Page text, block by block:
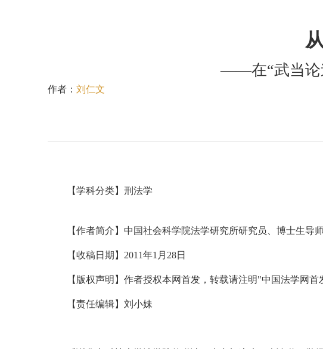
——在“武当论
作者： 刘仁文
【学科分类】刑法学
【作者简介】中国社会科学院法学研究所研究员、博士生导
【收稿日期】2011年1月28日
【版权声明】作者授权本网首发，转载请注明"中国法学网首
【责任编辑】刘小妹